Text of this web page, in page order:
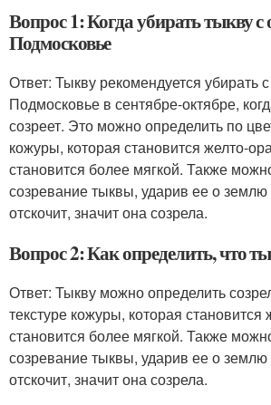
Вопрос 1: Когда убирать тыкву с
Подмосковье
Ответ: Тыкву рекомендуется убирать
Подмосковье в сентябре-октябре,
созреет. Это можно определить по
кожуры, которая становится желто-
становится более мягкой. Также
созревание тыквы, ударив ее о
отскочит, значит она созрела.
Вопрос 2: Как определить, что
Ответ: Тыкву можно определить
текстуре кожуры, которая
становится более мягкой. Также
созревание тыквы, ударив ее о
отскочит, значит она созрела.